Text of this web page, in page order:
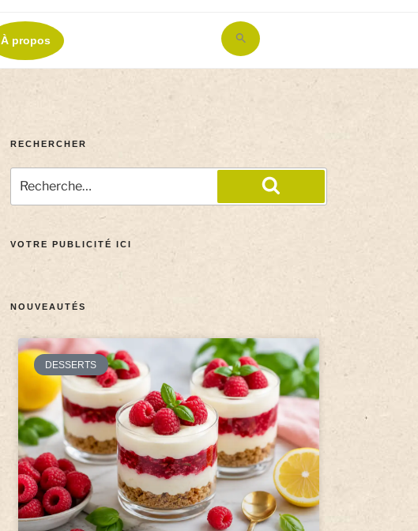
À propos
Search
for:
RECHERCHER
VOTRE PUBLICITÉ ICI
NOUVEAUTÉS
DESSERTS